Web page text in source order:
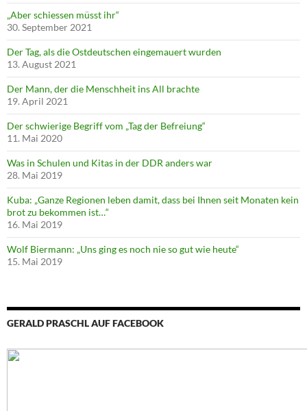
„Aber schiessen müsst ihr“
30. September 2021
Der Tag, als die Ostdeutschen eingemauert wurden
13. August 2021
Der Mann, der die Menschheit ins All brachte
19. April 2021
Der schwierige Begriff vom „Tag der Befreiung“
11. Mai 2020
Was in Schulen und Kitas in der DDR anders war
28. Mai 2019
Kuba: „Ganze Regionen leben damit, dass bei Ihnen seit Monaten kein
brot zu bekommen ist…“
16. Mai 2019
Wolf Biermann: „Uns ging es noch nie so gut wie heute“
15. Mai 2019
GERALD PRASCHL AUF FACEBOOK